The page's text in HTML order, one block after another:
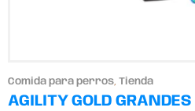
Comida para perros, Tienda
AGILITY GOLD